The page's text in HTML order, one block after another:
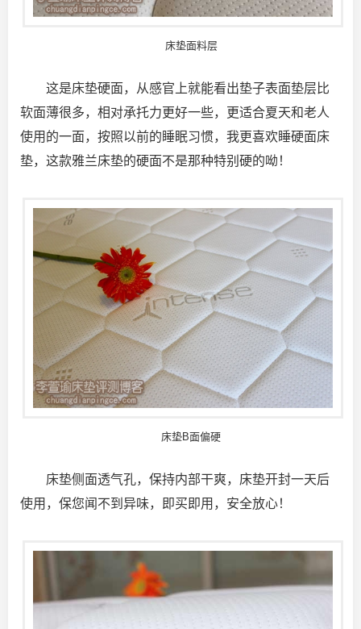
床垫面料层
这是床垫硬面，从感官上就能看出垫子表面垫层比
软面薄很多，相对承托力更好一些，更适合夏天和老人
使用的一面，按照以前的睡眠习惯，我更喜欢睡硬面床
垫，这款雅兰床垫的硬面不是那种特别硬的呦！
床垫B面偏硬
床垫侧面透气孔，保持内部干爽，床垫开封一天后
使用，保您闻不到异味，即买即用，安全放心！